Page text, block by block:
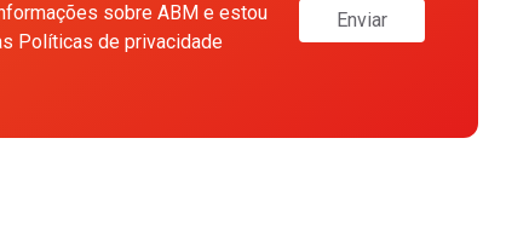
sobre ABM e estou
Políticas de privacidade
Enviar